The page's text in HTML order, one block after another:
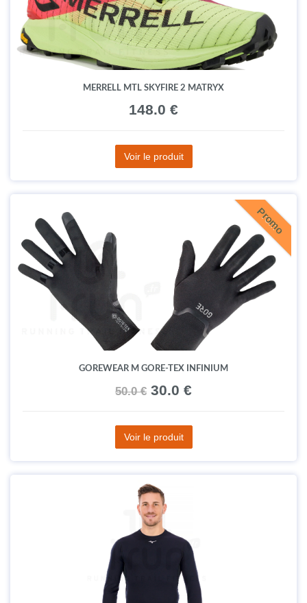
MERRELL MTL SKYFIRE 2 MATRYX
148.0 €
Voir le produit
Promo
GOREWEAR M GORE-TEX INFINIUM
50.0 € 30.0 €
Voir le produit